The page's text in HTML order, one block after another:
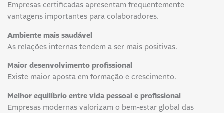
Empresas certificadas apresentam frequentemente
vantagens importantes para colaboradores.
Ambiente mais saudável
As relações internas tendem a ser mais positivas.
Maior desenvolvimento profissional
Existe maior aposta em formação e crescimento.
Melhor equilíbrio entre vida pessoal e profissional
Empresas modernas valorizam o bem-estar global das